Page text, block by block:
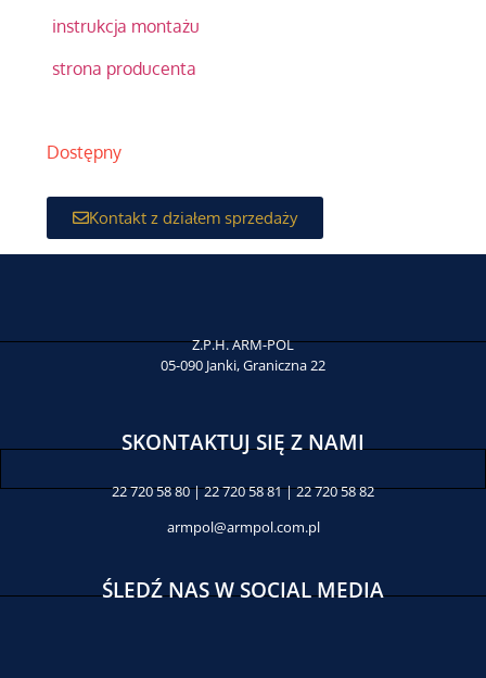
instrukcja montażu
strona producenta
Dostępny
Kontakt z działem sprzedaży
SHOWROOM
Z.P.H. ARM-POL
05-090 Janki, Graniczna 22
SKONTAKTUJ SIĘ Z NAMI
22 720 58 80 | 22 720 58 81 | 22 720 58 82
armpol@armpol.com.pl
ŚLEDŹ NAS W SOCIAL MEDIA